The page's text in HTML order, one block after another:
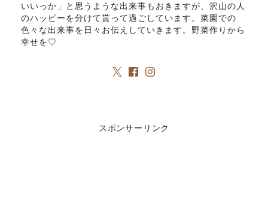
いいっか」と思うような出来事もおきますが、沢山の人
のハッピーを分けて貰って過ごしています。菜園での
色々な出来事を日々お伝えしていきます。野菜作りから
幸せを♡
スポンサーリンク